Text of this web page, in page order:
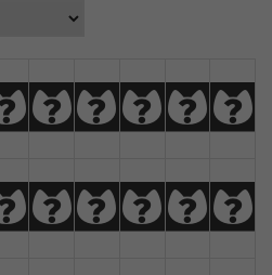
FGHIJ
PQRST